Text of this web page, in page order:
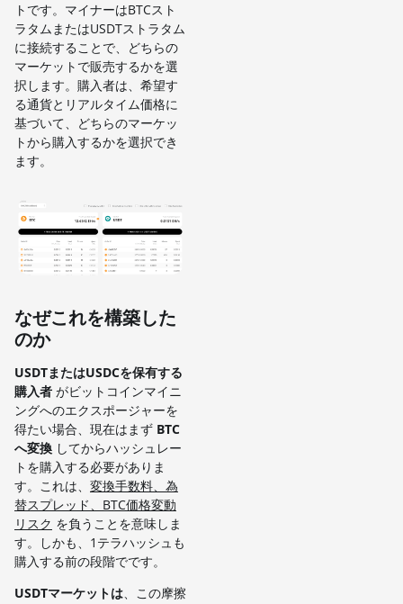
トです。マイナーはBTCスト
ラタムまたはUSDTストラタム
に接続することで、どちらの
マーケットで販売するかを選
択します。購入者は、希望す
る通貨とリアルタイム価格に
基づいて、どちらのマーケッ
トから購入するかを選択でき
ます。
なぜこれを構築した
のか
USDTまたはUSDCを保有する
購入者 がビットコインマイニ
ングへのエクスポージャーを
得たい場合、現在はまず BTC
へ変換 してからハッシュレー
トを購入する必要がありま
す。これは、 変換手数料、為
替スプレッド、BTC価格変動
リスク を負うことを意味しま
す。しかも、1テラハッシュも
購入する前の段階でです。
USDTマーケットは、この摩擦